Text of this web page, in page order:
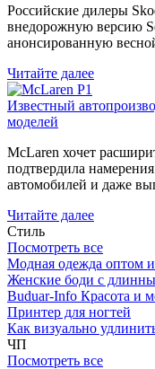
Российские дилеры
внедорожную версию
анонсированную
Читайте далее
Известный
моделей
McLaren хочет
подтвердила
автомобилей и даже
Читайте далее
Стиль
Посмотреть все
Модная одежда оптом
Женские боди с
Buduar-Info Красота и
Принтер для ногтей
Как визуально
ЧП
Посмотреть все